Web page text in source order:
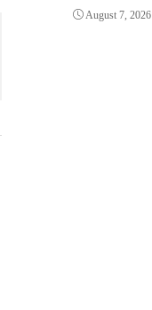
August 7, 2026